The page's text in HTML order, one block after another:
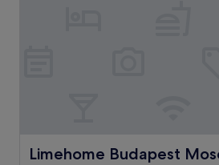
Limehome Budapest
Limehome Budapest Mosonyi u.